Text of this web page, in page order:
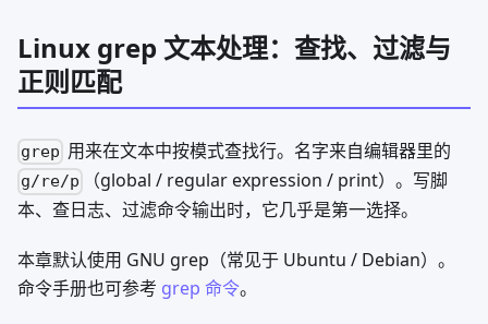
Linux grep 文本处理：查找、过滤与
正则匹配
grep 用来在文本中按模式查找行。名字来自编辑器里的
g/re/p
（global / regular expression / print）。写脚
本、查日志、过滤命令输出时，它几乎是第一选择。
本章默认使用 GNU grep（常见于 Ubuntu / Debian）。
命令手册也可参考 grep 命令。